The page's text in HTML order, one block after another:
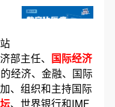
部主任、 国际经济
经济、金融、国际
、组织和主持国际
、世界银行和IMF